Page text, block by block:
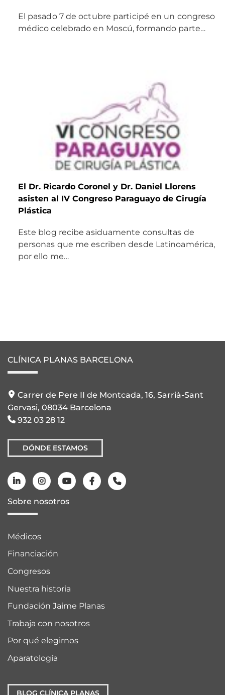
El pasado 7 de octubre participé en un congreso
médico celebrado en Moscú, formando parte…
El Dr. Ricardo Coronel y Dr. Daniel Llorens
asisten al IV Congreso Paraguayo de Cirugía
Plástica
Este blog recibe asiduamente consultas de
personas que me escriben desde Latinoamérica,
por ello me…
CLÍNICA PLANAS BARCELONA
Carrer de Pere II de Montcada, 16, Sarrià-Sant
Gervasi, 08034 Barcelona
932 03 28 12
DÓNDE ESTAMOS
Sobre nosotros
Médicos
Financiación
Congresos
Nuestra historia
Fundación Jaime Planas
Trabaja con nosotros
Por qué elegirnos
Aparatología